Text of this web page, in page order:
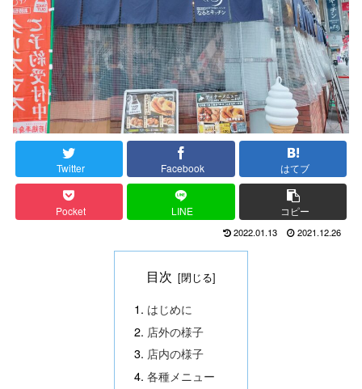
Twitter Facebook はてブ
Pocket LINE コピー
2022.01.13 2021.12.26
目次
はじめに
店外の様子
店内の様子
各種メニュー